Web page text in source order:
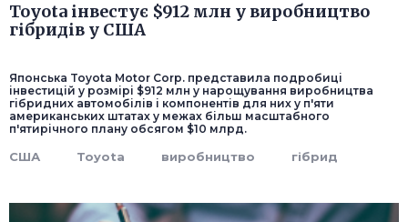
Toyota інвестує $912 млн у виробництво
гібридів у США
Японська Toyota Motor Corp. представила подробиці
інвестицій у розмірі $912 млн у нарощування виробництва
гібридних автомобілів і компонентів для них у п'яти
американських штатах у межах більш масштабного
п'ятирічного плану обсягом $10 млрд.
США Toyota виробництво гібрид